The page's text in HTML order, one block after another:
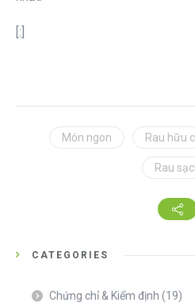
[:]
Món ngon Rau hữu
Rau
CATEGORIES
Chứng chỉ & Kiểm định (19)